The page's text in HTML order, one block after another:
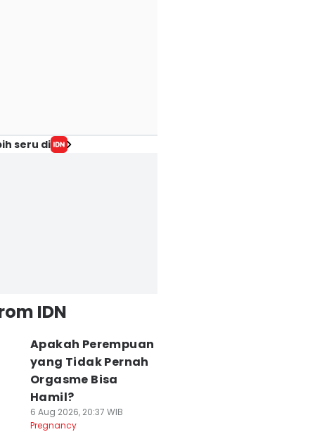
seru di
IDN
Apakah Perempuan
yang Tidak Pernah
Orgasme Bisa
Hamil?
6 Aug 2026, 20:37 WIB
Pregnancy